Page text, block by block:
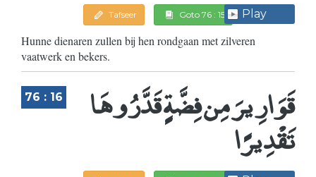
Tafseer Goto 76 : 15 Play
Hunne dienaren zullen bij hen rondgaan met zilveren
vaatwerk en bekers.
76 : 16 قَوَارِيرَ مِن فِضَّةٍ قَدَّرُوهَا
تَقْدِيرًا